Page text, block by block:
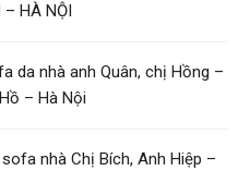
HÀ NỘI
da nhà anh Quân, chị Hồng –
– Hà Nội
nhà Chị Bích, Anh Hiệp –